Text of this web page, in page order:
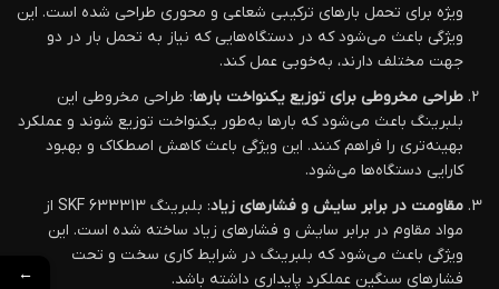
ویژه برای تحمل بارهای ترکیبی شعاعی و محوری طراحی شده است. این
ویژگی باعث می‌شود که در دستگاه‌هایی که نیاز به تحمل بار در دو
جهت مختلف دارند، به‌خوبی عمل کند.
طراحی مخروطی برای توزیع یکنواخت بارها: طراحی مخروطی این
بلبرینگ باعث می‌شود که بارها به‌طور یکنواخت توزیع شوند و عملکرد
بهینه‌تری را فراهم کنند. این ویژگی باعث کاهش اصطکاک و بهبود
کارایی دستگاه‌ها می‌شود.
مقاومت در برابر سایش و فشارهای زیاد
: بلبرینگ 633313 SKF از
مواد مقاوم در برابر سایش و فشارهای زیاد ساخته شده است. این
ویژگی باعث می‌شود که بلبرینگ در شرایط کاری سخت و تحت
فشارهای سنگین عملکرد پایداری داشته باشد.
←